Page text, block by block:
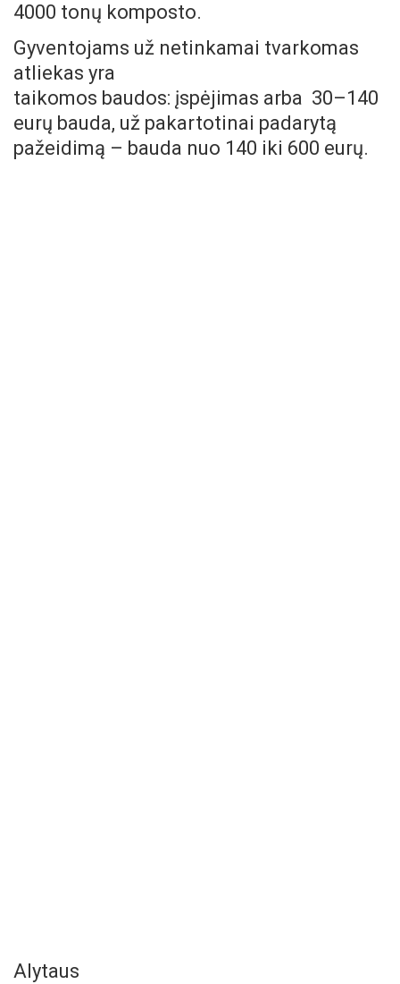
4000 tonų komposto.
Gyventojams už netinkamai tvarkomas
atliekas yra
taikomos baudos: įspėjimas arba 30–140
eurų bauda, už pakartotinai padarytą
pažeidimą – bauda nuo 140 iki 600 eurų.
Alytaus